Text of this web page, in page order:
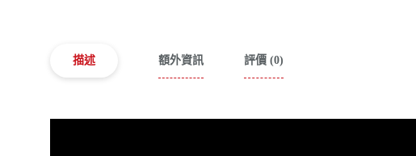
描述 額外資訊 評價 (0)